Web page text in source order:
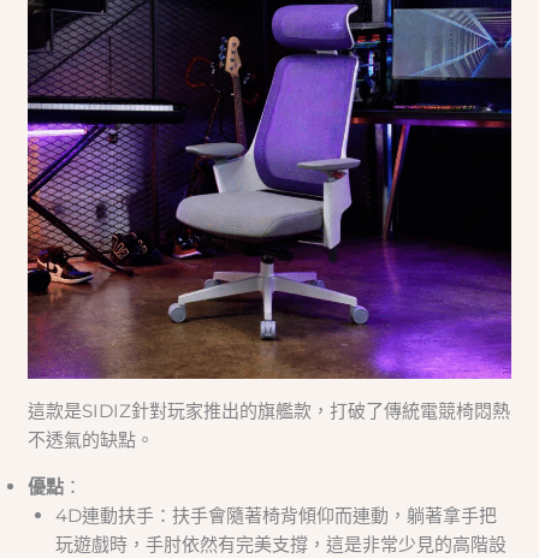
這款是SIDIZ針對玩家推出的旗艦款，打破了傳統電競椅悶熱
不透氣的缺點。
優點 ：
4D連動扶手：扶手會隨著椅背傾仰而連動，躺著拿手把
玩遊戲時，手肘依然有完美支撐，這是非常少見的高階設